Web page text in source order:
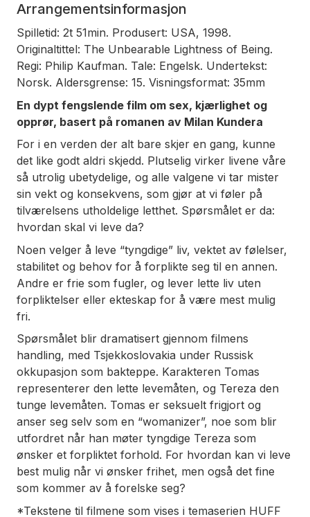
Arrangementsinformasjon
Spilletid: 2t 51min. Produsert: USA, 1998.
Originaltittel: The Unbearable Lightness of Being.
Regi: Philip Kaufman. Tale: Engelsk. Undertekst:
Norsk. Aldersgrense: 15. Visningsformat: 35mm
En dypt fengslende film om sex, kjærlighet og
opprør, basert på romanen av Milan Kundera
For i en verden der alt bare skjer en gang, kunne
det like godt aldri skjedd. Plutselig virker livene våre
så utrolig ubetydelige, og alle valgene vi tar mister
sin vekt og konsekvens, som gjør at vi føler på
tilværelsens utholdelige letthet. Spørsmålet er da:
hvordan skal vi leve da?
Noen velger å leve “tyngdige” liv, vektet av følelser,
stabilitet og behov for å forplikte seg til en annen.
Andre er frie som fugler, og lever lette liv uten
forpliktelser eller ekteskap for å være mest mulig
fri.
Spørsmålet blir dramatisert gjennom filmens
handling, med Tsjekkoslovakia under Russisk
okkupasjon som bakteppe. Karakteren Tomas
representerer den lette levemåten, og Tereza den
tunge levemåten. Tomas er seksuelt frigjort og
anser seg selv som en “womanizer”, noe som blir
utfordret når han møter tyngdige Tereza som
ønsker et forpliktet forhold. For hvordan kan vi leve
best mulig når vi ønsker frihet, men også det fine
som kommer av å forelske seg?
*Tekstene til filmene som vises i temaserien HUFF